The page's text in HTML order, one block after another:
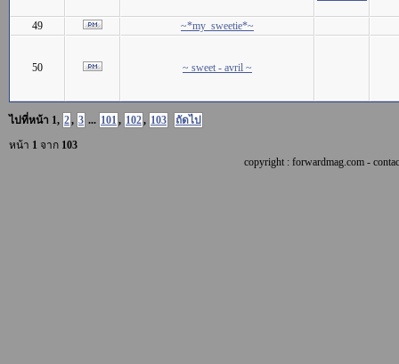
49 ~*my_sweetie*~
50 ~ sweet - avril ~
ไปที่หน้า 1, 2, 3 ... 101, 102, 103
ถัดไป
หน้า 1 จาก 103
copyright : forwardmag.com -